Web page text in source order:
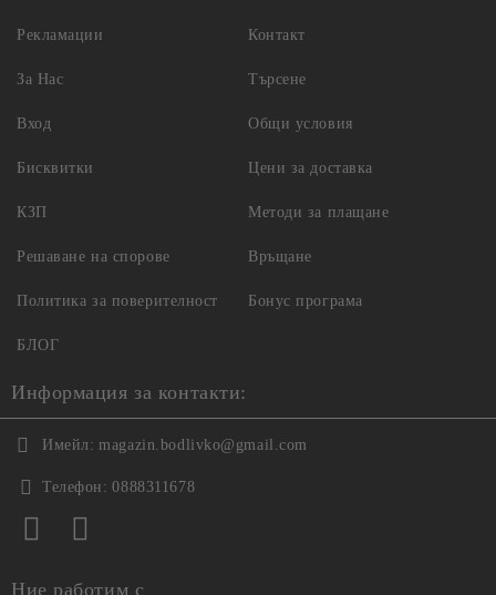
Рекламации
За Нас
Вход
Контакт
Търсене
Общи условия
Бисквитки
КЗП
Решаване на спорове
Политика за поверителност
Цени за доставка
Методи за плащане
Връщане
Бонус програма
БЛОГ
Информация за контакти:
Имейл: magazin.bodlivko@gmail.com
Телефон: 0888311678
Ние работим с